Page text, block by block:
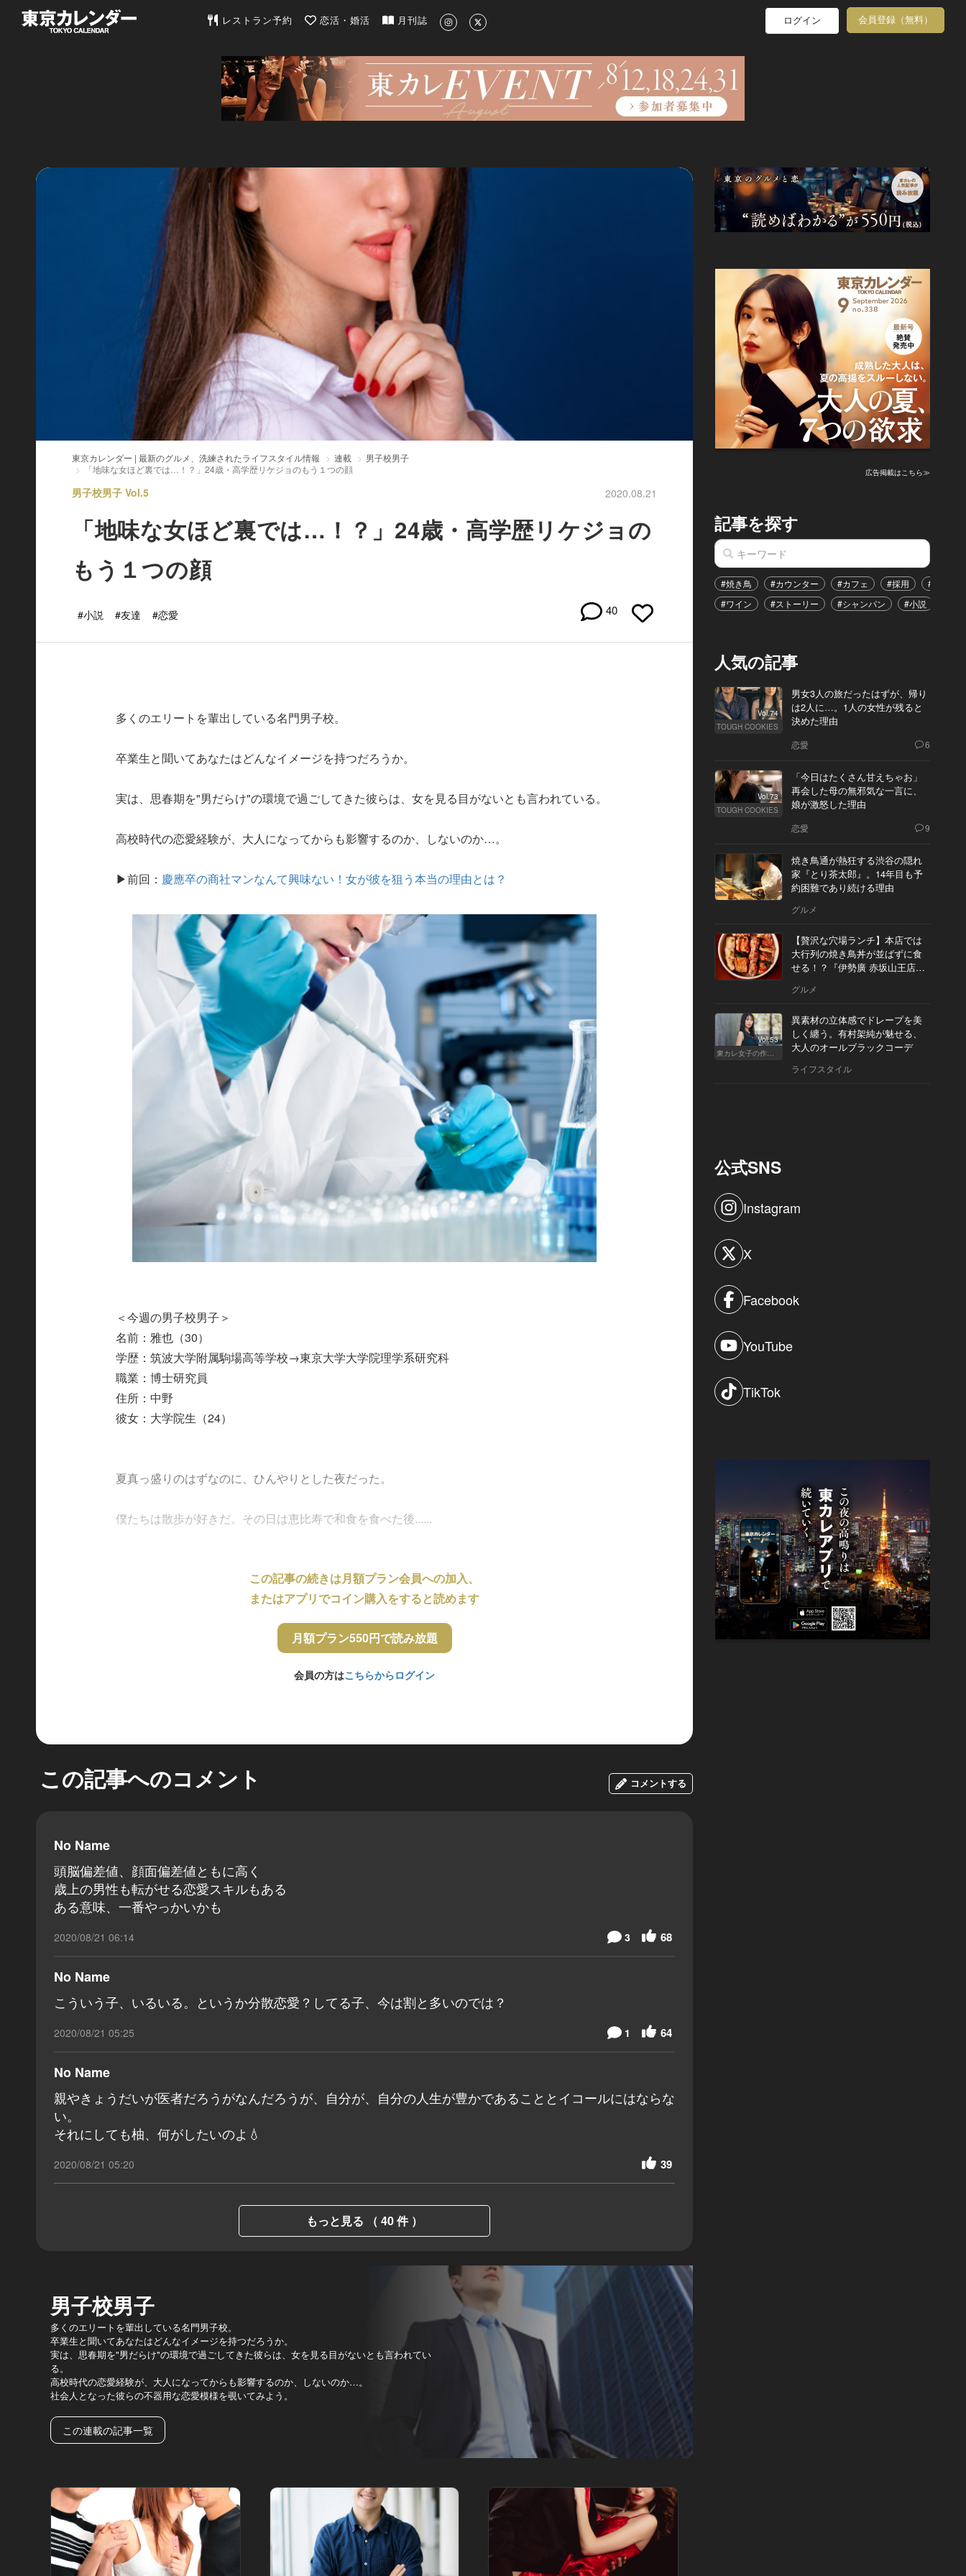
東京カレンダー | 最新のグルメ、洗練されたライフスタイル情報
レストラン予約 恋活・婚活 月刊誌 ログイン 会員登録（無料）
東京カレンダー | 最新のグルメ、洗練されたライフスタイル情報 連載
男子校男子
「地味な女ほど裏では…！？」24歳・高学歴リケジョのもう１つの顔
男子校男子 Vol.5 2020.08.21
「地味な女ほど裏では…！？」24歳・高学歴リケジョの
もう１つの顔
#小説 #友達 #恋愛 40
多くのエリートを輩出している名門男子校。
卒業生と聞いてあなたはどんなイメージを持つだろうか。
実は、思春期を"男だらけ"の環境で過ごしてきた彼らは、女を見る目がないとも言われている。
高校時代の恋愛経験が、大人になってからも影響するのか、しないのか…。
▶前回： 慶應卒の商社マンなんて興味ない！女が彼を狙う本当の理由とは？
＜今週の男子校男子＞
名前：雅也（30）
学歴：筑波大学附属駒場高等学校→東京大学大学院理学系研究科
職業：博士研究員
住所：中野
彼女：大学院生（24）
夏真っ盛りのはずなのに、ひんやりとした夜だった。
僕たちは散歩が好きだ。その日は恵比寿で和食を食べた後......
この記事の続きは月額プラン会員への加入、
またはアプリでコイン購入をすると読めます
月額プラン550円で読み放題
会員の方はこちらからログイン
この記事へのコメント コメントする
No Name
頭脳偏差値、顔面偏差値ともに高く
歳上の男性も転がせる恋愛スキルもある
ある意味、一番やっかいかも
2020/08/21 06:14 68
3
No Name
こういう子、いるいる。というか分散恋愛？してる子、今は割と多いのでは？
2020/08/21 05:25 64
1
No Name
親やきょうだいが医者だろうがなんだろうが、自分が、自分の人生が豊かであることとイコールにはならな
い。
それにしても柚、何がしたいのよ💧
2020/08/21 05:20 39
もっと見る （ 40 件 ）
男子校男子
多くのエリートを輩出している名門男子校。
卒業生と聞いてあなたはどんなイメージを持つだろうか。
実は、思春期を"男だらけ"の環境で過ごしてきた彼らは、女を見る目がないとも言われてい
る。
高校時代の恋愛経験が、大人になってからも影響するのか、しないのか…。
社会人となった彼らの不器用な恋愛模様を覗いてみよう。
この連載の記事一覧
広告掲載はこちら≫
記事を探す
#焼き鳥 #カウンター #カフェ #採用
#恋愛
#ワイン
#ストーリー #シャンパン #小説
人気の記事
Vol.74
TOUGH COOKIES
男女3人の旅だったはずが、帰り
は2人に…。1人の女性が残ると
決めた理由
恋愛 6
Vol.73
TOUGH COOKIES
「今日はたくさん甘えちゃお」
再会した母の無邪気な一言に、
娘が激怒した理由
恋愛 9
焼き鳥通が熱狂する渋谷の隠れ
家『とり茶太郎』。14年目も予
約困難であり続ける理由
グルメ
【贅沢な穴場ランチ】本店では
大行列の焼き鳥丼が並ばずに食
せる！？『伊勢廣 赤坂山王店』
グルメ
Vol.53
東カレ女子の作り方
異素材の立体感でドレープを美
しく纏う。有村架純が魅せる、
大人のオールブラックコーデ
ライフスタイル
公式SNS
Instagram
X
Facebook
YouTube
TikTok